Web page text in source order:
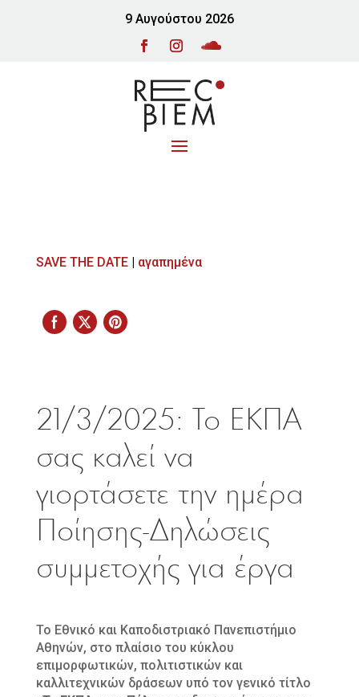
9 Αυγούστου 2026
SAVE THE DATE| αγαπημένα
21/3/2025: Το ΕΚΠΑ
σας καλεί να
γιορτάσετε την ημέρα
Ποίησης-Δηλώσεις
συμμετοχής για έργα
Το Εθνικό και Καποδιστριακό Πανεπιστήμιο
Αθηνών, στο πλαίσιο του κύκλου
επιμορφωτικών, πολιτιστικών και
καλλιτεχνικών δράσεων υπό τον γενικό τίτλο